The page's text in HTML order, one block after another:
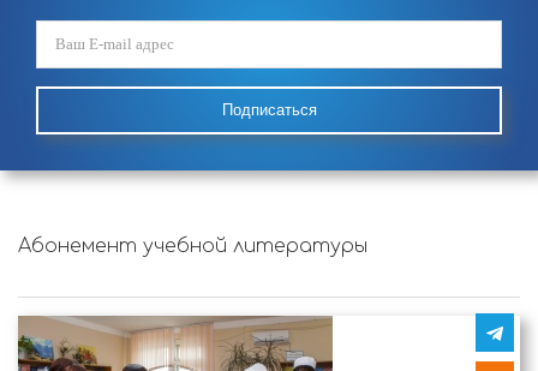
Подписаться
Абонемент учебной литературы